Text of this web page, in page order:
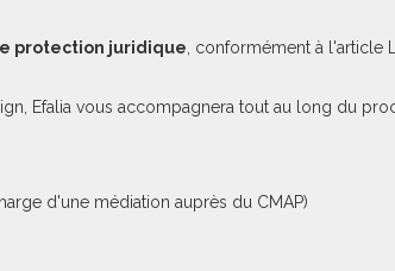
protection juridique , conformément à l'article
Efalia vous accompagnera tout au long du
d'une médiation auprès du CMAP)